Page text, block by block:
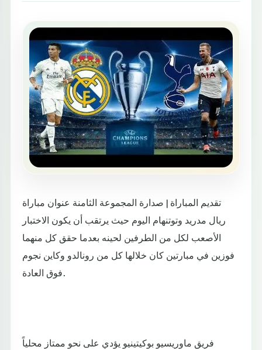
تقديم المباراة | صدارة المجموعة الثامنة عنوان مباراة
ريال مدريد وتوتنهام اليوم حيث يرتقب أن يكون الاختبار
الأصعب لكل من الطرفين لحينه بعدما حقق كل منهما
فوزين في مبارتين كان خلالها كل من رونالدو وكاين نجوم
فوق العادة.
فريق ماوريسيو بوكيتينيو يؤدي على نحو ممتاز محلياً